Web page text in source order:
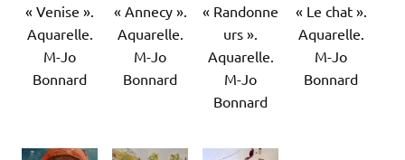
« Venise ».
Aquarelle.
M-Jo
Bonnard
« Annecy ».
Aquarelle.
M-Jo
Bonnard
« Randonne
urs ».
Aquarelle.
M-Jo
Bonnard
« Le chat ».
Aquarelle.
M-Jo
Bonnard